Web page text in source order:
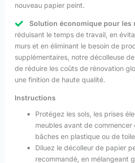
nouveau papier peint.
Solution économique pour les
réduisant le temps de travail, en
murs et en éliminant le besoin de
supplémentaires, notre décolleuse
de réduire les coûts de rénovation
une finition de haute qualité.
Instructions
Protégez les sols, les prises
meubles avant de
bâches en plastique ou de
Diluez le décolleur de papier
recommandé, en mélangeant